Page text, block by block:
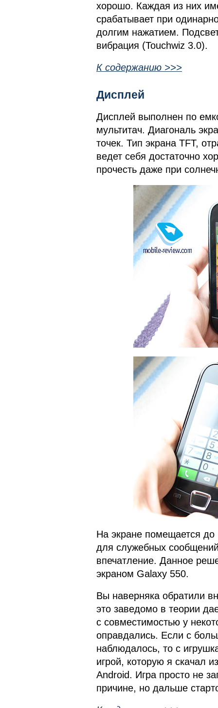
хорошо. Каждая из них
срабатывает при
долгим нажатием.
вибрация (Touchwiz 3.0).
К содержанию >>>
Дисплей
Дисплей выполнен по
мультитач. Диагональ
точек. Тип экрана TFT,
ведет себя достаточно
прочесть даже при
На экране помещается до
для служебных
впечатление. Данное
экраном Galaxy 550.
Вы наверняка обратили
это заведомо в теории
с совместимостью у
оправдались. Если с
наблюдалось, то с
игрой, которую я скачал
Android. Игра просто не
причине, но дальше